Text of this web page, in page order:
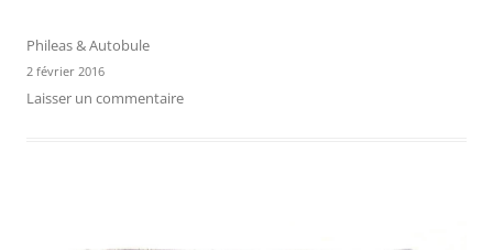
Phileas & Autobule
2 février 2016
Laisser un commentaire